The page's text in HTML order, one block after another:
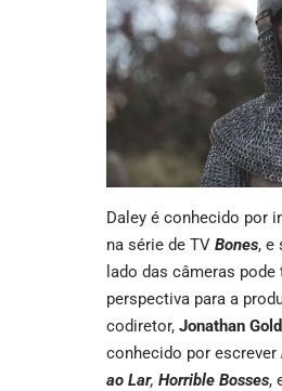
Daley é conhecido por
na série de TV Bones, e
lado das câmeras pode
perspectiva para a
codiretor, Jonathan
conhecido por escrever
ao Lar, Horrible Bosses,